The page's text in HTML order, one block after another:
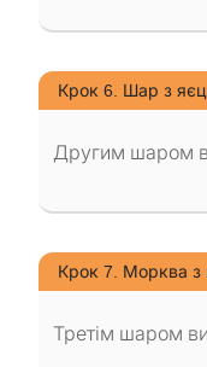
Крок 6. Шар з
Другим шаром
Крок 7. Морква з
Третім шаром